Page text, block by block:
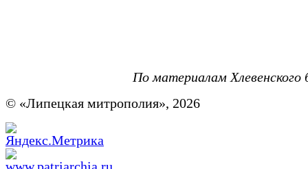
По материалам Хлевенского
© «Липецкая митрополия», 2026